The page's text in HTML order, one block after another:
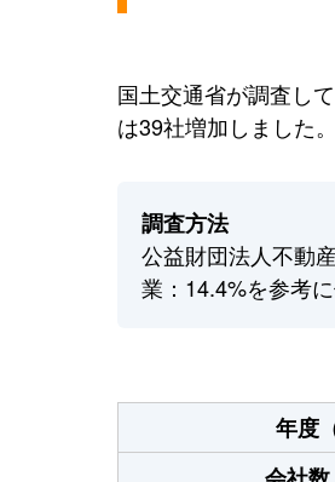
国土交通省が調査し
は39社増加しました。
調査方法
公益財団法人不動
業：14.4%を参考
年度